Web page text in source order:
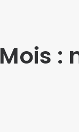
Mois :